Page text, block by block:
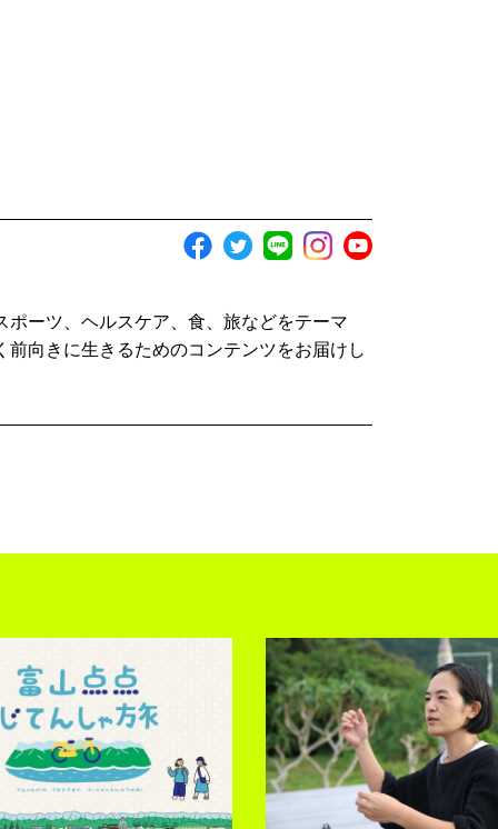
ポーツ、ヘルスケア、食、旅などをテーマ
前向きに生きるためのコンテンツをお届けし